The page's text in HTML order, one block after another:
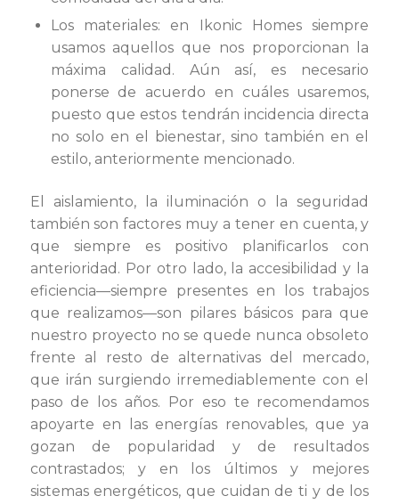
Los materiales: en Ikonic Homes siempre
usamos aquellos que nos proporcionan la
máxima calidad. Aún así, es necesario
ponerse de acuerdo en cuáles usaremos,
puesto que estos tendrán incidencia directa
no solo en el bienestar, sino también en el
estilo, anteriormente mencionado.
El aislamiento, la iluminación o la seguridad
también son factores muy a tener en cuenta, y
que siempre es positivo planificarlos con
anterioridad. Por otro lado, la accesibilidad y la
eficiencia—siempre presentes en los trabajos
que realizamos—son pilares básicos para que
nuestro proyecto no se quede nunca obsoleto
frente al resto de alternativas del mercado,
que irán surgiendo irremediablemente con el
paso de los años. Por eso te recomendamos
apoyarte en las energías renovables, que ya
gozan de popularidad y de resultados
contrastados; y en los últimos y mejores
sistemas energéticos, que cuidan de ti y de los